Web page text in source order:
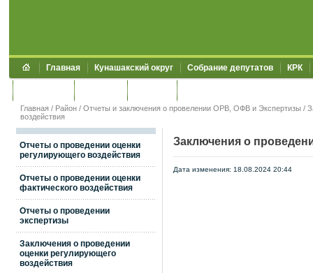
Главная Кунашакский округ Собрание депутатов КРК
Главная / Район / Отчеты и заключения о провелении ОРВ, ОФВ и Экспертизы /
воздействия
Отчеты о проведении оценки
регулирующего воздействия
Отчеты о проведении оценки
фактического воздействия
Отчеты о проведении
экспертизы
Заключения о проведении
оценки регулирующего
воздействия
Заключения о
Дата изменения: 18.08.2024 20:44